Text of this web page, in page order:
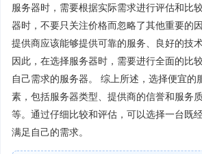
服务器时，需要根据实际需求进行评估和比
器时，不要只关注价格而忽略了其他重要的
提供商应该能够提供可靠的服务、良好的技
因此，在选择服务器时，需要进行全面的比
自己需求的服务器。 综上所述，选择便宜的
素，包括服务器类型、提供商的信誉和服务
等。通过仔细比较和评估，可以选择一台既
满足自己的需求。